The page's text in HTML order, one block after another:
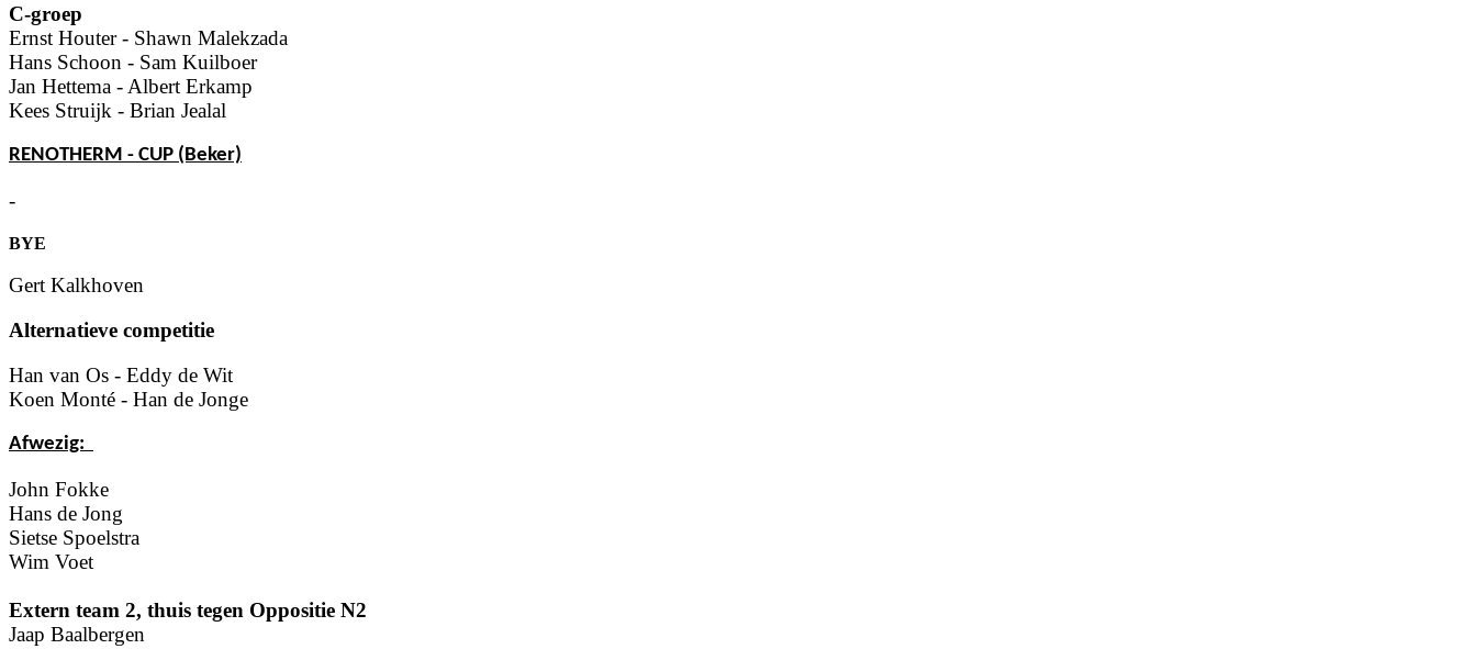
C-groep
Ernst Houter - Shawn Malekzada
Hans Schoon - Sam Kuilboer
Jan Hettema - Albert Erkamp
Kees Struijk - Brian Jealal
RENOTHERM - CUP (Beker)
-
BYE
Gert Kalkhoven
Alternatieve competitie
Han van Os - Eddy de Wit
Koen Monté - Han de Jonge
Afwezig:
John Fokke
Hans de Jong
Sietse Spoelstra
Wim Voet
Extern team 2, thuis tegen Oppositie N2
Jaap Baalbergen